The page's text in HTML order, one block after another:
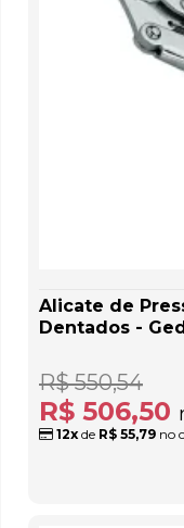
Alicate de
Dentados -
R$ 506,50
R$ 550,54
12x de R$ 55,79 no